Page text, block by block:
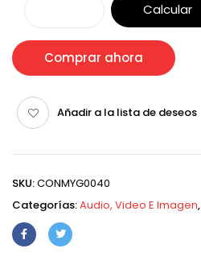
Calcular
Comprar ahora
Añadir a la lista de deseos
SKU:CONMYG0040
Categorías:Audio, Video E Imagen,